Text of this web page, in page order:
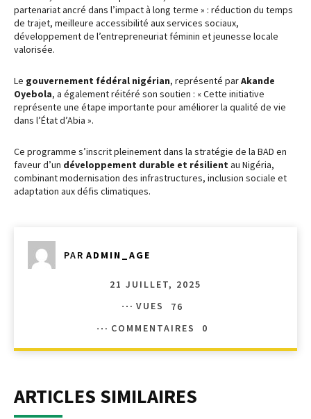
partenariat ancré dans l’impact à long terme » : réduction du temps
de trajet, meilleure accessibilité aux services sociaux,
développement de l’entrepreneuriat féminin et jeunesse locale
valorisée.
Le gouvernement fédéral nigérian, représenté parAkande
Oyebola, a également réitéré son soutien : « Cette initiative
représente une étape importante pour améliorer la qualité de vie
dans l’État d’Abia ».
Ce programme s’inscrit pleinement dans la stratégie de la BAD en
faveur d’un développement durable et résilient au Nigéria,
combinant modernisation des infrastructures, inclusion sociale et
adaptation aux défis climatiques.
PAR ADMIN_AGE
21 JUILLET, 2025
VUES
76
COMMENTAIRES
0
ARTICLES SIMILAIRES